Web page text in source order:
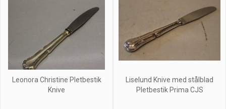
Leonora Christine Pletbestik
Knive
Liselund Knive med stålblad
Pletbestik Prima CJS